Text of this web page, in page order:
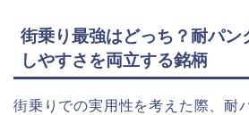
街乗り最強はどっち？耐パン
しやすさを両立する銘柄
街乗りでの実用性を考えた際、耐